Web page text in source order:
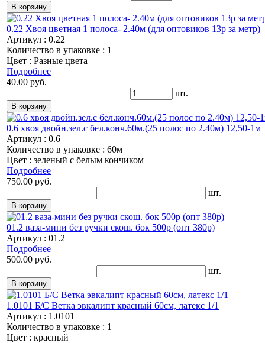
0.22 Хвоя цветная 1 полоса- 2.40м (для оптовиков 13р за метр)
Артикул : 0.22
Количество в упаковке : 1
Цвет : Разные цвета
Подробнее
40.00 руб.
шт.
0.6 хвоя двойн.зел.с бел.конч.60м.(25 полос по 2.40м) 12,50-1м
Артикул : 0.6
Количество в упаковке : 60м
Цвет : зеленый с белым кончиком
Подробнее
750.00 руб.
шт.
01.2 ваза-мини без ручки скош. бок 500р (опт 380р)
Артикул : 01.2
Подробнее
500.00 руб.
шт.
1.0101 Б/С Ветка эвкалипт красный 60см, латекс 1/1
Артикул : 1.0101
Количество в упаковке : 1
Цвет : красный